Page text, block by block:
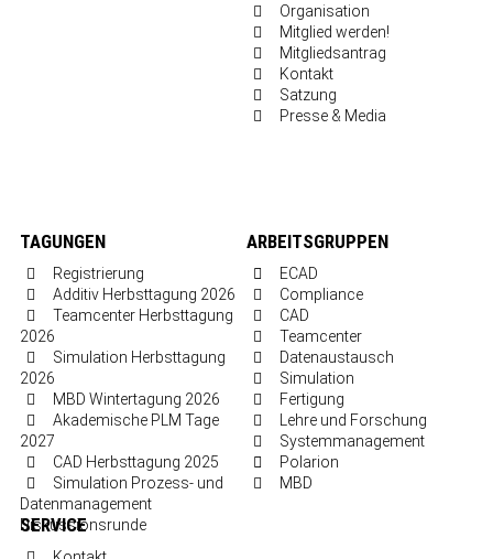
Organisation
Mitglied werden!
Mitgliedsantrag
Kontakt
Satzung
Presse & Media
TAGUNGEN
Registrierung
Additiv Herbsttagung 2026
Teamcenter Herbsttagung
2026
Simulation Herbsttagung
2026
MBD Wintertagung 2026
Akademische PLM Tage
2027
CAD Herbsttagung 2025
Simulation Prozess- und
Datenmanagement
Diskussionsrunde
ARBEITSGRUPPEN
ECAD
Compliance
CAD
Teamcenter
Datenaustausch
Simulation
Fertigung
Lehre und Forschung
Systemmanagement
Polarion
MBD
SERVICE